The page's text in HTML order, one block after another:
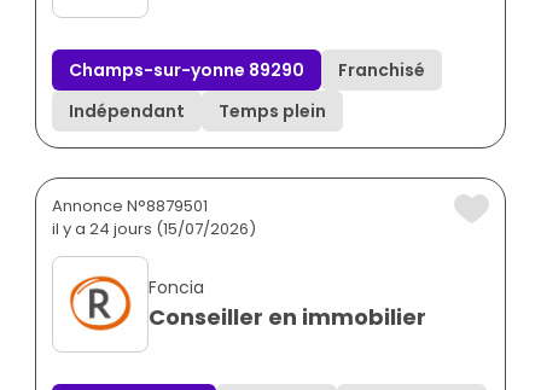
Champs-sur-yonne 89290
Franchisé
Indépendant
Temps plein
Annonce N°8879501
il y a 24 jours (15/07/2026)
Foncia
Conseiller en immobilier